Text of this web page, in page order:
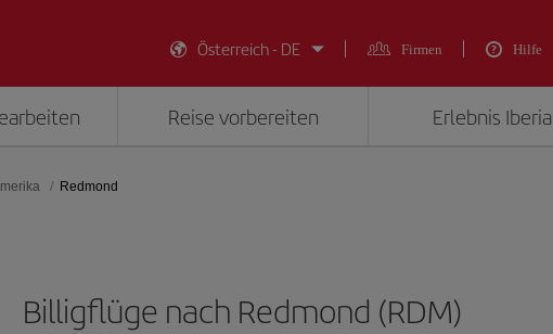
Österreich - DE
Firmen Hilfe
Reise vorbereiten Erlebnis Iberia
Redmond
Billigflüge nach Redmond (RDM)